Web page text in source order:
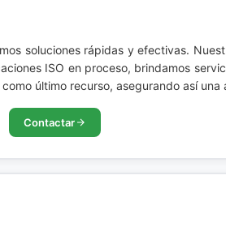
soluciones rápidas y efectivas.
ISO en proceso, brindamos
último recurso, asegurando así
Contactar